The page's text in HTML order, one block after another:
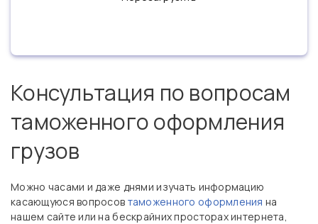
Консультация по вопросам
таможенного оформления
грузов
Можно часами и даже днями изучать информацию
касающуюся вопросов таможенного оформления на
нашем сайте или на бескрайних просторах интернета,